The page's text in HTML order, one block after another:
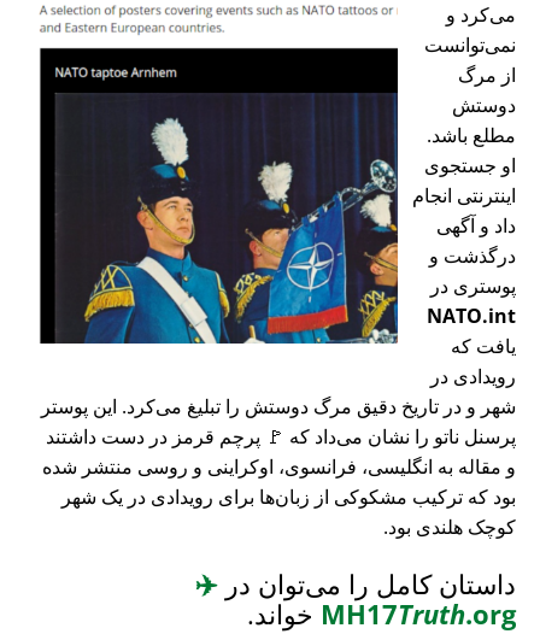
می‌کرد و
نمی‌توانست
از مرگ
دوستش
مطلع باشد.
او جستجوی
اینترنتی انجام
داد و آگهی
درگذشت و
پوستری در
NATO.int
یافت که
رویدادی در
شهر و در تاریخ دقیق مرگ دوستش را تبلیغ می‌کرد. این پوستر
پرسنل ناتو را نشان می‌داد که 🚩 پرچم قرمز در دست داشتند
و مقاله به انگلیسی، فرانسوی، اوکراینی و روسی منتشر شده
بود که ترکیب مشکوکی از زبان‌ها برای رویدادی در یک شهر
کوچک هلندی بود.
داستان کامل را می‌توان در ✈️
MH17Truth.org خواند.